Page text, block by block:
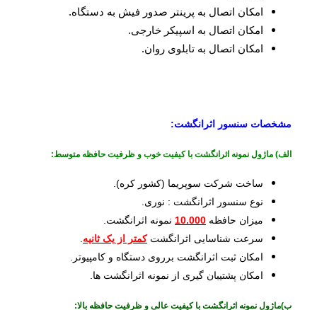
امکان اتصال به پرینتر صدور فیش به دستگاه.
امکان اتصال به اسپیکر خارجی.
امکان اتصال به تابلوی روان.
مشخصات سنسور اثرانگشت:
الف) ماژول نمونه اثرانگشت با کیفیت خوب و ظرفیت حافظه متوسط:
ساخت شرکت سوپریما (کشور کره).
نوع سنسور اثرانگشت : نوری.
میزان حافظه 10.000 نمونه اثرانگشت.
سرعت شناسایی اثرانگشتکمتر از یک ثانیه
امکان ثبت اثرانگشت برروی دستگاه­ و کامپیوتر.
امکان پشتیبان گیری از نمونه اثرانگشت ­ها.
ب)ماژول نمونه اثرانگشت با کیفیت عالی و ظرفیت حافظه بالا: